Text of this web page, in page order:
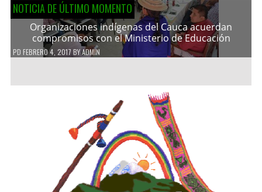
NOTICIA DE ÚLTIMO MOMENTO
Organizaciones indígenas del Cauca acuerdan
compromisos con el Ministerio de Educación
PD FEBRERO 4, 2017 BYADMIN